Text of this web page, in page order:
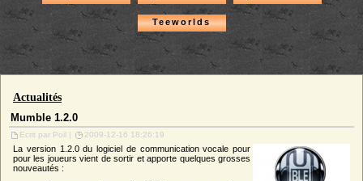
Teeworlds
Actualités
Mumble 1.2.0
Ecrit par Poil | 2009-12-16 18:26:19
La version 1.2.0 du logiciel de communication vocale pour
pour les joueurs vient de sortir et apporte quelques grosses
nouveautés :